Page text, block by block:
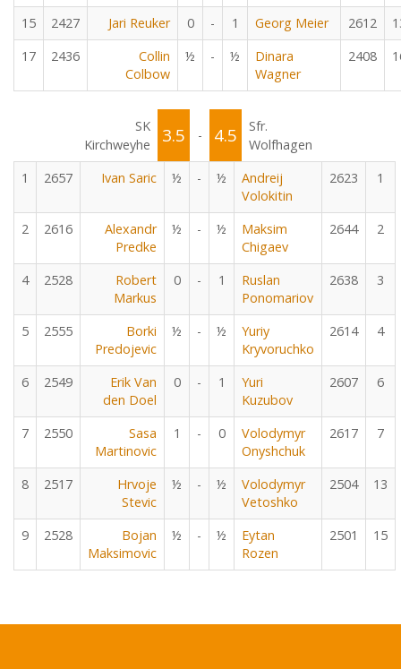
15 2427 Jari Reuker 0 - 1 Georg Meier 2612
17
2436
Collin
Colbow
½ - ½
Dinara
Wagner
2408
SK
Kirchweyhe
3.5 - 4.5
Sfr.
Wolfhagen
1
2657 Ivan Saric ½ - ½
Andreij
Volokitin
2623 1
2 2616
Alexandr
Predke
½ - ½
Maksim
Chigaev
2644 2
4 2528
Robert
Markus
0 - 1
Ruslan
Ponomariov
2638 3
5 2555
Borki
Predojevic
½ - ½
Yuriy
Kryvoruchko
2614 4
6 2549
Erik Van
den Doel
0 - 1
Yuri
Kuzubov
2607 6
7 2550
Sasa
Martinovic
1 - 0
Volodymyr
Onyshchuk
2617 7
8 2517
Hrvoje
Stevic
½ - ½
Volodymyr
Vetoshko
2504 13
9 2528
Bojan
Maksimovic
½ - ½
Eytan
Rozen
2501 15